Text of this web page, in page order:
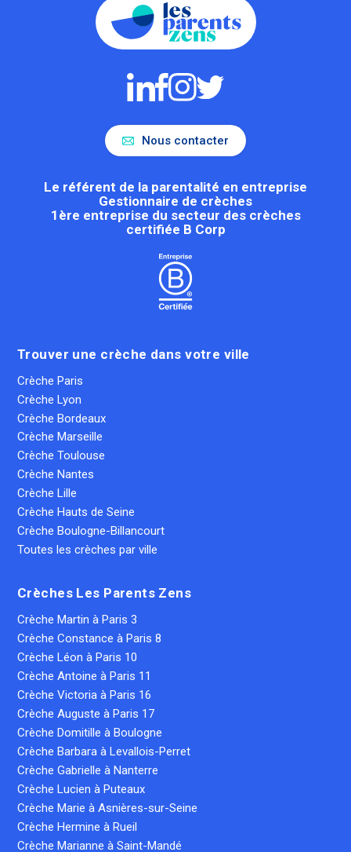
Nous contacter
Le référent de la parentalité en entreprise
Gestionnaire de crèches
1ère entreprise du secteur des crèches
certifiée B Corp
Trouver une crèche dans votre ville
Crèche Paris
Crèche Lyon
Crèche Bordeaux
Crèche Marseille
Crèche Toulouse
Crèche Nantes
Crèche Lille
Crèche Hauts de Seine
Crèche Boulogne-Billancourt
Toutes les crèches par ville
Crèches Les Parents Zens
Crèche Martin à Paris 3
Crèche Constance à Paris 8
Crèche Léon à Paris 10
Crèche Antoine à Paris 11
Crèche Victoria à Paris 16
Crèche Auguste à Paris 17
Crèche Domitille à Boulogne
Crèche Barbara à Levallois-Perret
Crèche Gabrielle à Nanterre
Crèche Lucien à Puteaux
Crèche Marie à Asnières-sur-Seine
Crèche Hermine à Rueil
Crèche Marianne à Saint-Mandé